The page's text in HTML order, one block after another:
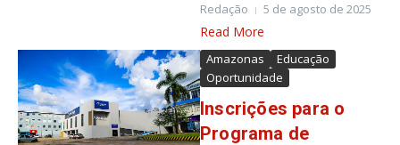
Redação 5 de agosto de 2025
Read More
Amazonas
Educação
Oportunidade
Inscrições para o
Programa de